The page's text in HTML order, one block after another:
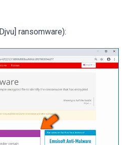
ransomware):